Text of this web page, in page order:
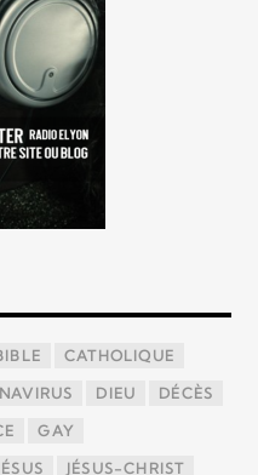
CATHOLIQUE
DIEU DÉCÈS
GAY
JÉSUS-CHRIST